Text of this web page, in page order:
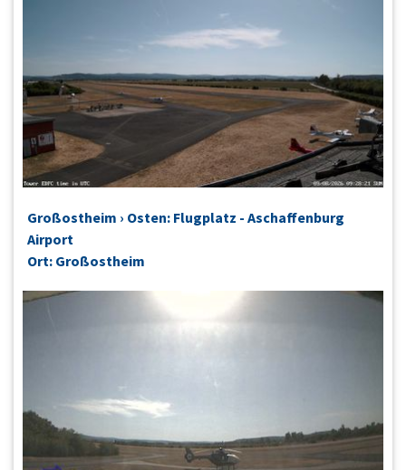
Großostheim › Osten: Flugplatz - Aschaffenburg
Airport
Ort: Großostheim